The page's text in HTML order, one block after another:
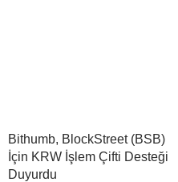
Bithumb, BlockStreet (BSB)
İçin KRW İşlem Çifti Desteği
Duyurdu